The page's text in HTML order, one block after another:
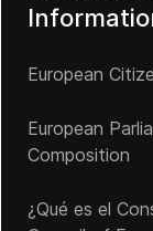
European
European
Composition
¿Qué es el